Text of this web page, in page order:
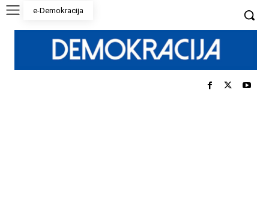
e-Demokracija